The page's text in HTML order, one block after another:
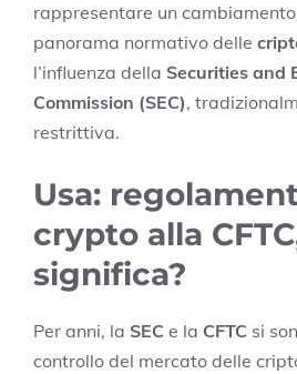
rappresentare un
panorama normativo delle
l’influenza della Securities and
Commission (SEC),
restrittiva.
Usa:
crypto alla
significa?
Per anni, la SEC e la CFTC si
controllo del mercato delle